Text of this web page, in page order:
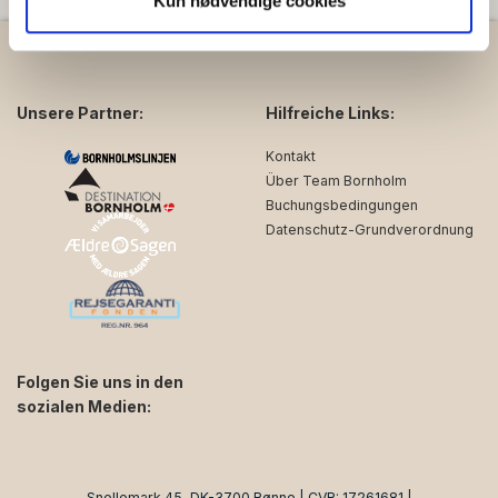
data med andre oplysninger, du har givet dem, eller som
de har indsamlet fra din brug af deres tjenester.
Unsere Partner:
Folgen Sie uns in den
sozialen Medien:
Hilfreiche Links:
Kontakt
Über Team Bornholm
Buchungsbedingungen
Datenschutz-Grundverordnung